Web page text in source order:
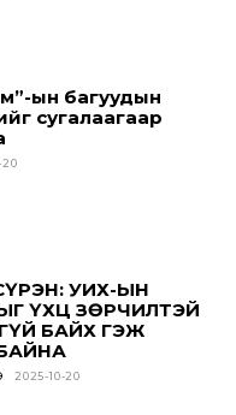
ын багуудын
сугалаагаар
20
УИХ-ЫН
ҮХЦ ЗӨРЧИЛТЭЙ
БАЙХ ГЭЖ
2025-10-20